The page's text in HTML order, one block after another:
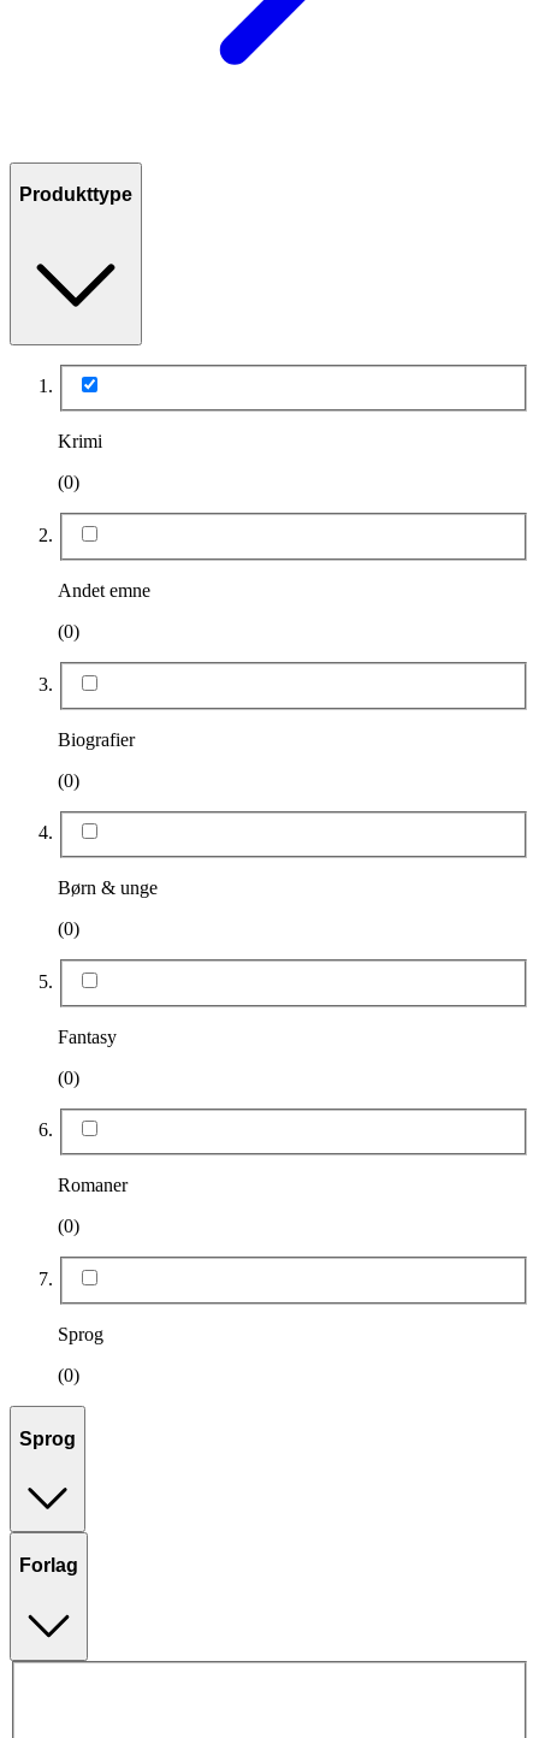
Produkttype
Krimi
(0)
Andet emne
(0)
Biografier
(0)
Børn & unge
(0)
Fantasy
(0)
Romaner
(0)
Sprog
(0)
Sprog
Forlag